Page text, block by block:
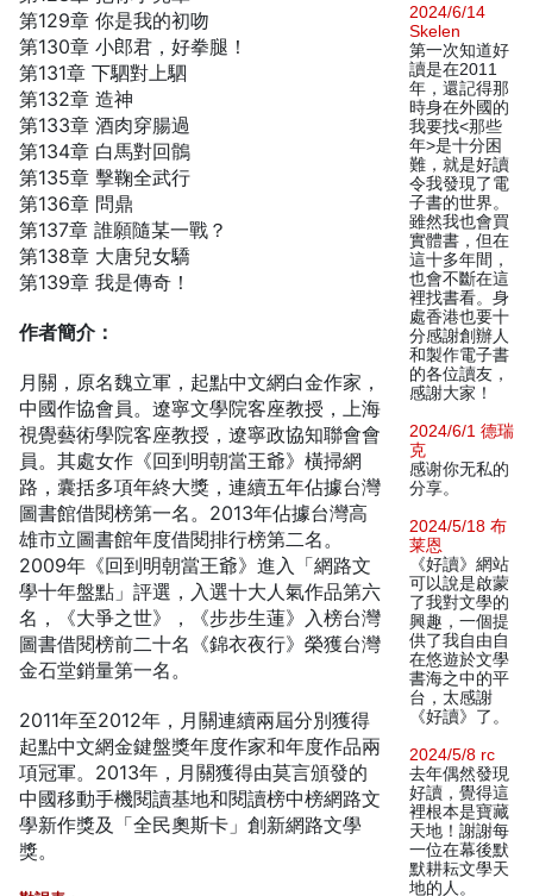
第129章 你是我的初吻
第130章 小郎君，好拳腿！
第131章 下駟對上駟
第132章 造神
第133章 酒肉穿腸過
第134章 白馬對回鶻
第135章 擊鞠全武行
第136章 問鼎
第137章 誰願隨某一戰？
第138章 大唐兒女驕
第139章 我是傳奇！
作者簡介：
月關，原名魏立軍，起點中文網白金作家，
中國作協會員。遼寧文學院客座教授，上海
視覺藝術學院客座教授，遼寧政協知聯會會
員。其處女作《回到明朝當王爺》橫掃網
路，囊括多項年終大獎，連續五年佔據台灣
圖書館借閱榜第一名。2013年佔據台灣高
雄市立圖書館年度借閱排行榜第二名。
2009年《回到明朝當王爺》進入「網路文
學十年盤點」評選，入選十大人氣作品第六
名，《大爭之世》，《步步生蓮》入榜台灣
圖書借閱榜前二十名《錦衣夜行》榮獲台灣
金石堂銷量第一名。
2011年至2012年，月關連續兩屆分別獲得
起點中文網金鍵盤獎年度作家和年度作品兩
項冠軍。2013年，月關獲得由莫言頒發的
中國移動手機閱讀基地和閱讀榜中榜網路文
學新作獎及「全民奧斯卡」創新網路文學
獎。
2024/6/14
Skelen
第一次知道好
讀是在2011
年，還記得那
時身在外國的
我要找<那些
年>是十分困
難，就是好讀
令我發現了電
子書的世界。
雖然我也會買
實體書，但在
這十多年間，
也會不斷在這
裡找書看。身
處香港也要十
分感謝創辦人
和製作電子書
的各位讀友，
感謝大家！
2024/6/1 德瑞
克
感谢你无私的
分享。
2024/5/18 布
莱恩
《好讀》網站
可以說是啟蒙
了我對文學的
興趣，一個提
供了我自由自
在悠遊於文學
書海之中的平
台，太感謝
《好讀》了。
2024/5/8 rc
去年偶然發現
好讀，覺得這
裡根本是寶藏
天地！謝謝每
一位在幕後默
默耕耘文學天
地的人。